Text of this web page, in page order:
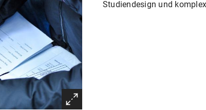
Studiendesign und